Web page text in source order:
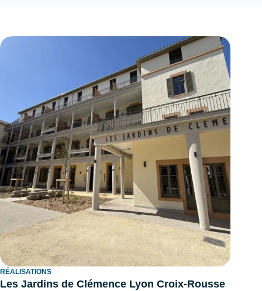
RÉALISATIONS
Les Jardins de Clémence Lyon Croix-Rousse